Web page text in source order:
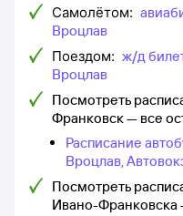
Самолётом:
Вроцлав
Поездом: ж/д
Вроцлав
Посмотреть
Франковск — все
Расписание
Вроцлав,
Посмотреть
Ивано-Франковска